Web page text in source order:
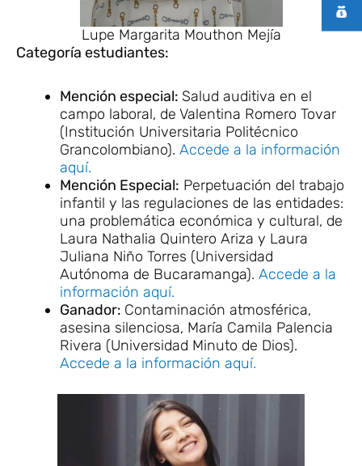
Lupe Margarita Mouthon Mejía
Categoría estudiantes:
Mención especial: Salud auditiva en el
campo laboral, de Valentina Romero Tovar
(Institución Universitaria Politécnico
Grancolombiano). Accede a la información
aquí.
Mención Especial: Perpetuación del trabajo
infantil y las regulaciones de las entidades:
una problemática económica y cultural, de
Laura Nathalia Quintero Ariza y Laura
Juliana Niño Torres (Universidad
Autónoma de Bucaramanga). Accede a la
información aquí.
Ganador: Contaminación atmosférica,
asesina silenciosa, María Camila Palencia
Rivera (Universidad Minuto de Dios).
Accede a la información aquí.